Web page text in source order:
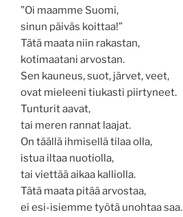
”Oi maamme Suomi,
sinun päiväs koittaa!”
Tätä maata niin rakastan,
kotimaatani arvostan.
Sen kauneus, suot, järvet, veet,
ovat mieleeni tiukasti piirtyneet.
Tunturit aavat,
tai meren rannat laajat.
On täällä ihmisellä tilaa olla,
istua iltaa nuotiolla,
tai viettää aikaa kalliolla.
Tätä maata pitää arvostaa,
ei esi-isiemme työtä unohtaa saa.